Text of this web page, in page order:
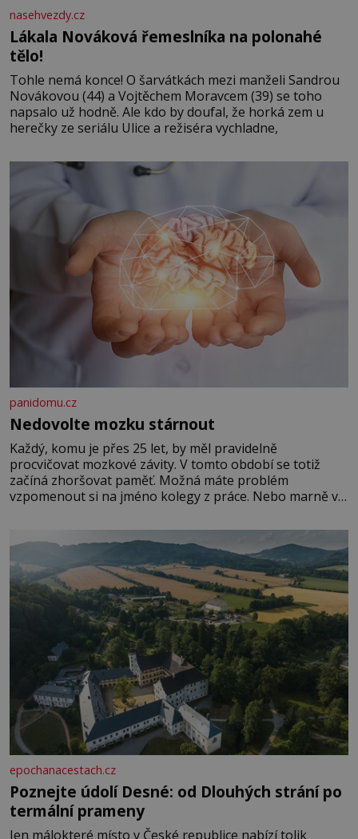
nasehvezdy.cz
Lákala Nováková řemeslníka na polonahé
tělo!
Tohle nemá konce! O šarvátkách mezi manželi Sandrou
Novákovou (44) a Vojtěchem Moravcem (39) se toho
napsalo už hodně. Ale kdo by doufal, že horká zem u
herečky ze seriálu Ulice a režiséra vychladne,
panidomu.cz
Nedovolte mozku stárnout
Každý, komu je přes 25 let, by měl pravidelně
procvičovat mozkové závity. V tomto období se totiž
začíná zhoršovat paměť. Možná máte problém
vzpomenout si na jméno kolegy z práce. Nebo marně v
Je to opravdu tak, s věkem jako kdyby se paměť
rozhodla stávkovat. Cvičte
epochanacestach.cz
Poznejte údolí Desné: od Dlouhých strání po
termální prameny
Jen málokteré místo v České republice nabízí tolik